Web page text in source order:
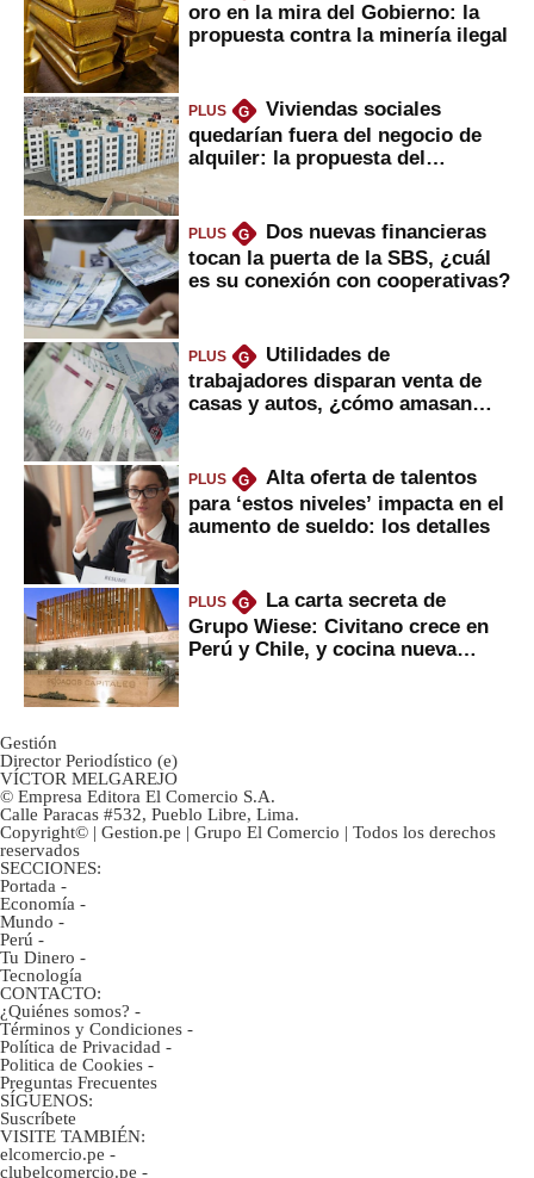
oro en la mira del Gobierno: la
propuesta contra la minería ilegal
PLUS G
Viviendas sociales
quedarían fuera del negocio de
alquiler: la propuesta del
PLUS G
Dos nuevas financieras
tocan la puerta de la SBS, ¿cuál
es su conexión con cooperativas?
PLUS G
Utilidades de
trabajadores disparan venta de
casas y autos, ¿cómo amasan
PLUS G
Alta oferta de talentos
para ‘estos niveles’ impacta en el
aumento de sueldo: los detalles
PLUS G
La carta secreta de
Grupo Wiese: Civitano crece en
Perú y Chile, y cocina nueva
Gestión
Director Periodístico (e)
VÍCTOR MELGAREJO
© Empresa Editora El Comercio S.A.
Calle Paracas #532, Pueblo Libre, Lima.
Copyright© | Gestion.pe | Grupo El Comercio | Todos los derechos
reservados
SECCIONES:
Portada -
Economía -
Mundo -
Perú -
Tu Dinero -
Tecnología
CONTACTO:
¿Quiénes somos? -
Términos y Condiciones -
Política de Privacidad -
Politica de Cookies -
Preguntas Frecuentes
SÍGUENOS:
Suscríbete
VISITE TAMBIÉN:
elcomercio.pe -
clubelcomercio.pe -